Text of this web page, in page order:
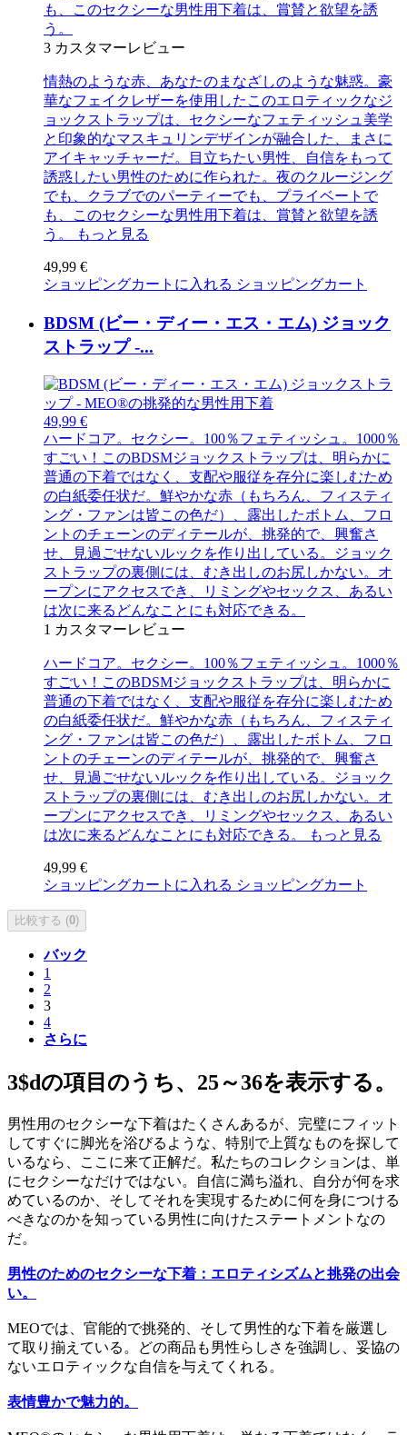
も、このセクシーな男性用下着は、賞賛と欲望を誘
う。
3 カスタマーレビュー
情熱のような赤、あなたのまなざしのような魅惑。豪
華なフェイクレザーを使用したこのエロティックなジ
ョックストラップは、セクシーなフェティッシュ美学
と印象的なマスキュリンデザインが融合した、まさに
アイキャッチャーだ。目立ちたい男性、自信をもって
誘惑したい男性のために作られた。夜のクルージング
でも、クラブでのパーティーでも、プライベートで
も、このセクシーな男性用下着は、賞賛と欲望を誘
う。
もっと見る
49,99 €
ショッピングカートに入れる ショッピングカート
BDSM (ビー・ディー・エス・エム) ジョック
ストラップ -...
49,99 €
ハードコア。セクシー。100％フェティッシュ。1000％
すごい！このBDSMジョックストラップは、明らかに
普通の下着ではなく、支配や服従を存分に楽しむため
の白紙委任状だ。鮮やかな赤（もちろん、フィスティ
ング・ファンは皆この色だ）、露出したボトム、フロ
ントのチェーンのディテールが、挑発的で、興奮さ
せ、見過ごせないルックを作り出している。ジョック
ストラップの裏側には、むき出しのお尻しかない。オ
ープンにアクセスでき、リミングやセックス、あるい
は次に来るどんなことにも対応できる。
1 カスタマーレビュー
ハードコア。セクシー。100％フェティッシュ。1000％
すごい！このBDSMジョックストラップは、明らかに
普通の下着ではなく、支配や服従を存分に楽しむため
の白紙委任状だ。鮮やかな赤（もちろん、フィスティ
ング・ファンは皆この色だ）、露出したボトム、フロ
ントのチェーンのディテールが、挑発的で、興奮さ
せ、見過ごせないルックを作り出している。ジョック
ストラップの裏側には、むき出しのお尻しかない。オ
ープンにアクセスでき、リミングやセックス、あるい
は次に来るどんなことにも対応できる。
もっと見る
49,99 €
ショッピングカートに入れる ショッピングカート
比較する (0)
バック
1
2
3
4
さらに
3$dの項目のうち、25～36を表示する。
男性用のセクシーな下着はたくさんあるが、完璧にフィット
してすぐに脚光を浴びるような、特別で上質なものを探して
いるなら、ここに来て正解だ。私たちのコレクションは、単
にセクシーなだけではない。自信に満ち溢れ、自分が何を求
めているのか、そしてそれを実現するために何を身につける
べきなのかを知っている男性に向けたステートメントなの
だ。
男性のためのセクシーな下着：エロティシズムと挑発の出会
い。
MEOでは、官能的で挑発的、そして男性的な下着を厳選し
て取り揃えている。どの商品も男性らしさを強調し、妥協の
ないエロティックな自信を与えてくれる。
表情豊かで魅力的。